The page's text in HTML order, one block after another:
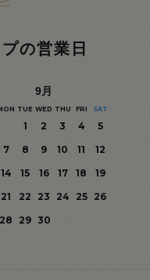
の営業日
9月
TUE WED THU FRI SAT
1 2 3 4
5
7 8 9 10 11
12
14 15 16 17 18
19
21 22 23 24 25
26
28 29 30